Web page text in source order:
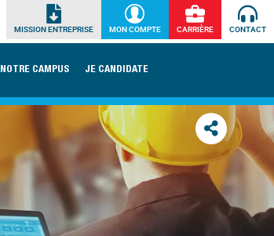
MISSION ENTREPRISE MON COMPTE CARRIÈRE CONTACT
NOTRE CAMPUS JE CANDIDATE